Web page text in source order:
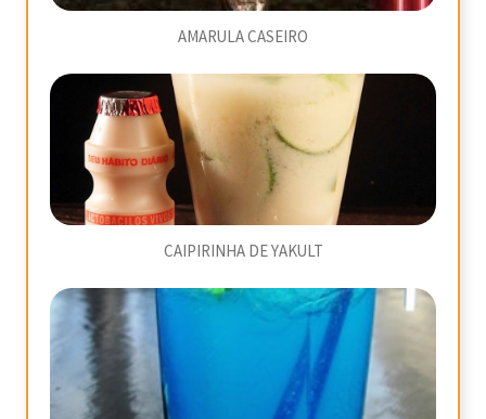
AMARULA CASEIRO
CAIPIRINHA DE YAKULT